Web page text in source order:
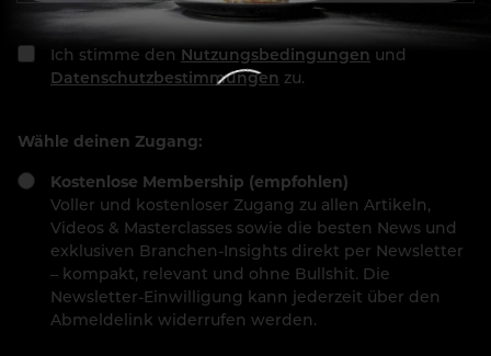
Ich stimme den Nutzungsbedingungen und
Datenschutzbestimmungen zu.
Wähle deinen Zugang:
Kostenlose Membership (empfohlen)
Voller und kostenloser Zugang zu allen Artikeln,
Videos & Masterclasses sowie die besten News und
exklusiven Branchen-Insights direkt per Newsletter
– kompakt, relevant und ohne Bullshit. Die
Newsletter-Einwilligung kann jederzeit über den
Abmeldelink widerrufen werden.